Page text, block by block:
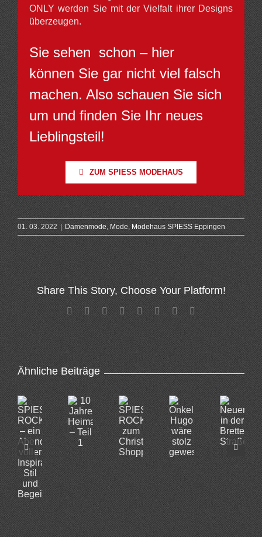
ONLY werden Sie mit der Vielfalt ihrer Designs
überzeugen.
Sie sehen schon – hier
können Sie gar nicht viel falsch
machen. Also schauen Sie sich
um und finden Sie Ihr neues
Lieblingsteil!
ZUM SPIESS MODEHAUS
01. 03. 2022 | Damenmode,Mode,Modehaus SPIESS Eppingen
Share This Story, Choose Your Platform!
Facebook
X RedditLinkedIn
TumblrPinterest
Vk
E-
Mail
Ähnliche Beiträge
SPIESSS
ROCKT
–
ein
Abend
voller
Inspiration,
Stil
und
Begeisterung.
10
Jahre
Heimat
–
Teil
1
SPIESS
ROCKT
zum
Christmas
Shopping
Onkel
Hugo
wäre
stolz
gewesen!
in
der
Straße